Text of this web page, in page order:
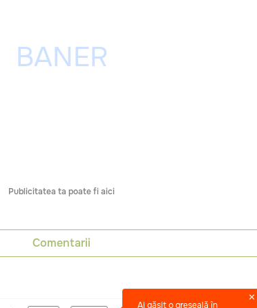
Publicitatea ta poate fi aici
Comentarii
Ai găsit o greșeală în